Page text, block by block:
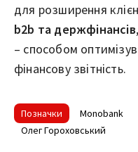
для розширення
b2b та держфінансів
– способом
фінансову звітність.
Позначки Monobank
Олег Гороховський